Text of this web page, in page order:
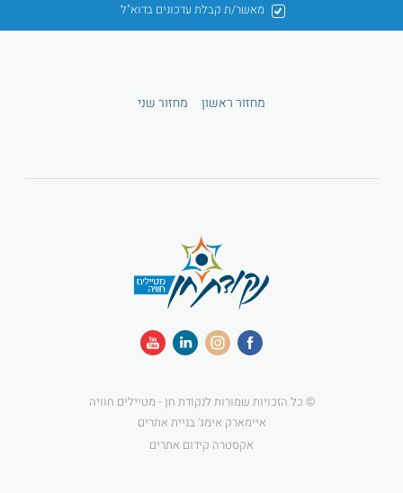
מאשר/ת קבלת עדכונים בדוא"ל
מחזור ראשון מחזור שני
© כל הזכויות שמורות לנקודת חן - מטיילים חוויה
איימארק אימג' בניית אתרים
אקסטרה קידום אתרים